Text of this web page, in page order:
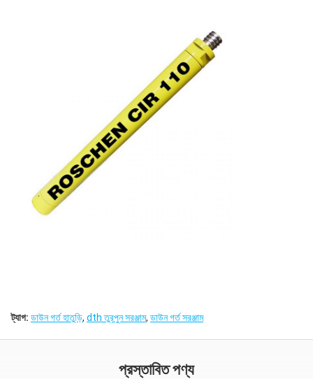
ট্যাগ: ডাউন গর্ত হাতুড়ি, dth তুরপুন সরঞ্জাম, ডাউন গর্ত সরঞ্জাম
প্রস্তাবিত পণ্য